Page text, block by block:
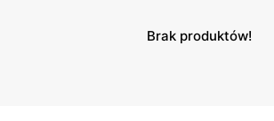
Brak produktów!